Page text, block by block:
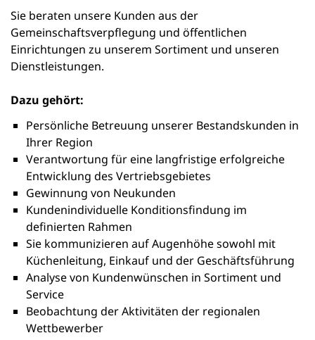
Sie beraten unsere Kunden aus der
Gemeinschaftsverpflegung und öffentlichen
Einrichtungen zu unserem Sortiment und unseren
Dienstleistungen.
Dazu gehört:
Persönliche Betreuung unserer Bestandskunden in
Ihrer Region
Verantwortung für eine langfristige erfolgreiche
Entwicklung des Vertriebsgebietes
Gewinnung von Neukunden
Kundenindividuelle Konditionsfindung im
definierten Rahmen
Sie kommunizieren auf Augenhöhe sowohl mit
Küchenleitung, Einkauf und der Geschäftsführung
Analyse von Kundenwünschen in Sortiment und
Service
Beobachtung der Aktivitäten der regionalen
Wettbewerber